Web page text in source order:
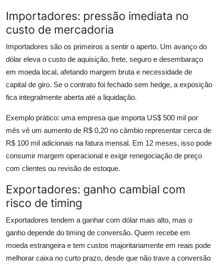
Importadores: pressão imediata no
custo de mercadoria
Importadores são os primeiros a sentir o aperto. Um avanço do
dólar eleva o custo de aquisição, frete, seguro e desembaraço
em moeda local, afetando margem bruta e necessidade de
capital de giro. Se o contrato foi fechado sem hedge, a exposição
fica integralmente aberta até a liquidação.
Exemplo prático: uma empresa que importa US$ 500 mil por
mês vê um aumento de R$ 0,20 no câmbio representar cerca de
R$ 100 mil adicionais na fatura mensal. Em 12 meses, isso pode
consumir margem operacional e exigir renegociação de preço
com clientes ou revisão de estoque.
Exportadores: ganho cambial com
risco de timing
Exportadores tendem a ganhar com dólar mais alto, mas o
ganho depende do timing de conversão. Quem recebe em
moeda estrangeira e tem custos majoritariamente em reais pode
melhorar caixa no curto prazo, desde que não trave a conversão